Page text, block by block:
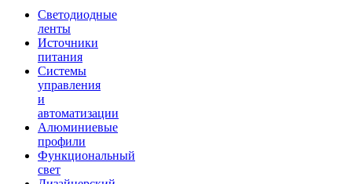
Светодиодные
ленты
Источники
питания
Системы
управления
и
автоматизации
Алюминиевые
профили
Функциональный
свет